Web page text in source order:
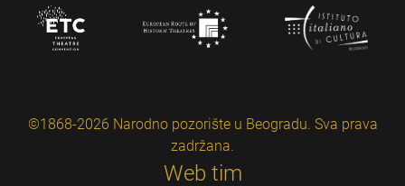
©1868-2026 Narodno pozorište u Beogradu. Sva prava
zadržana.
Web tim